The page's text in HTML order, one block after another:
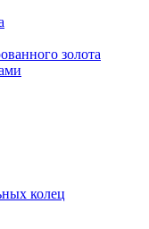
золота
колец